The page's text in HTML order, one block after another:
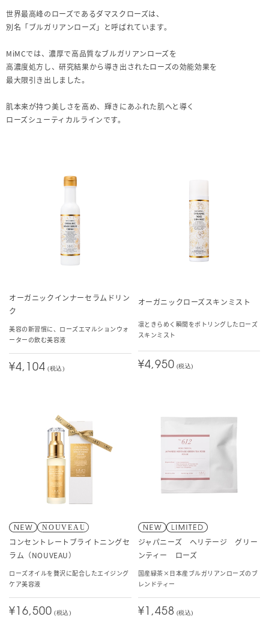
世界最高峰のローズであるダマスクローズは、
別名「ブルガリアンローズ」と呼ばれています。
MiMCでは、濃厚で高品質なブルガリアンローズを
高濃度処方し、研究結果から導き出されたローズの効能効果を
最大限引き出しました。
肌本来が持つ美しさを高め、輝きにあふれた肌へと導く
ローズシューティカルラインです。
オーガニックインナーセラムドリン
ク
美容の新習慣に、ローズエマルションウォ
ーターの飲む美容液
¥4,104 (税込)
オーガニックローズスキンミスト
凛ときらめく瞬間をボトリングしたローズ
スキンミスト
¥4,950 (税込)
コンセントレートブライトニングセ
ラム（NOUVEAU）
ローズオイルを贅沢に配合したエイジング
ケア美容液
¥16,500 (税込)
ジャパニーズ ヘリテージ グリー
ンティー ローズ
国産緑茶×日本産ブルガリアンローズのブ
レンドティー
¥1,458 (税込)